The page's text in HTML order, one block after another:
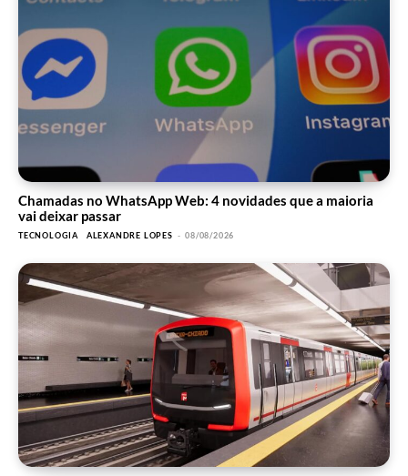
Chamadas no WhatsApp Web: 4 novidades que a maioria
vai deixar passar
TECNOLOGIA ALEXANDRE LOPES - 08/08/2026